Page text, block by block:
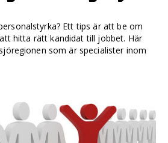
Ett tips är att be om
hitta rätt kandidat till jobbet. Här
som är specialister inom